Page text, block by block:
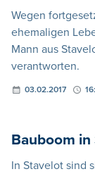
Wegen
ehemaligen
Mann aus
verantworten.
03.02.2017
Bauboom
In Stavelot sind